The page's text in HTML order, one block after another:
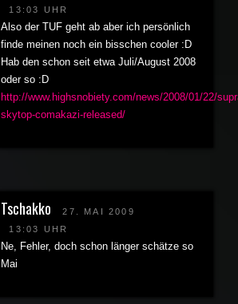
13:03 UHR
Also der TUF geht ab aber ich persönlich
finde meinen noch ein bisschen cooler :D
Hab den schon seit etwa Juli/August 2008
oder so :D
http://www.highsnobiety.com/news/2008/01/22/
skytop-comakazi-released/
Tschakko
27. MAI 2009
13:03 UHR
Ne, Fehler, doch schon länger schätze so
Mai